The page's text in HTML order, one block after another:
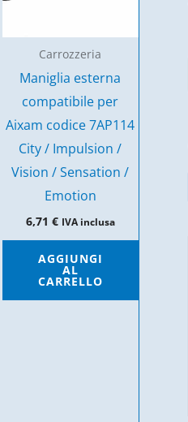
Carrozzeria
Maniglia esterna
compatibile per
Aixam codice 7AP114
City / Impulsion /
Vision / Sensation /
Emotion
6,71 € IVA inclusa
AGGIUNGI
AL
CARRELLO